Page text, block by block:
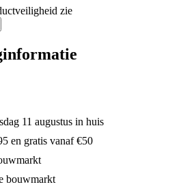
zie
11 augustus in huis
en gratis vanaf €50
bouwmarkt